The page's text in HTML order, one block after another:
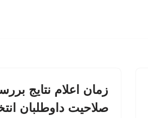
زمان اعلام نتایج
صلاحیت داوطلبان